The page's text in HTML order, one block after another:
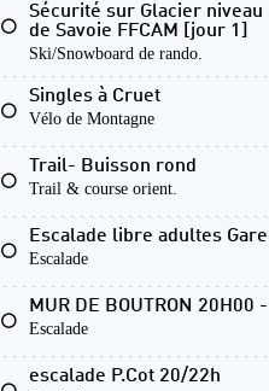
⚪
Sécurité sur Glacier
de Savoie FFCAM [jour 1]
Ski/Snowboard de rando.
⚪
Singles à Cruet
Vélo de Montagne
⚪
Trail- Buisson rond
Trail & course orient.
⚪
Escalade libre adultes
Escalade
⚪
MUR DE BOUTRON 20H00
Escalade
escalade P.Cot 20/22h